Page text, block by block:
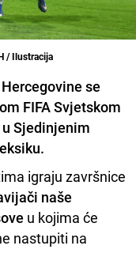
/ Ilustracija
se
FIFA Svjetskom
Sjedinjenim
igraju završnice
naše
u kojima će
nastupiti na